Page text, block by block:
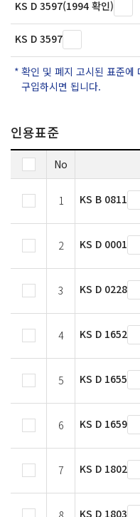
KS D 3597(1994 확인)
KS D 3597
확인 및 폐지 고시된 표준에
구입하시면 됩니다.
인용표준
No
1 KS B 0811
2 KS D 0001
3 KS D 0228
4 KS D 1652
5 KS D 1655
6 KS D 1659
7 KS D 1802
KS D 1803